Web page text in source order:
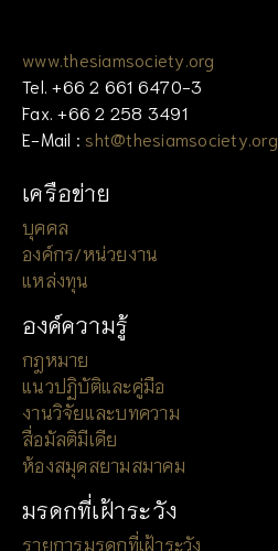
www.thesiamsociety.org
Tel. +66 2 661 6470-3
Fax. +66 2 258 3491
E-Mail : sht@thesiamsociety.org
เครือข่าย
บุคคล
องค์กร/หน่วยงาน
แหล่งทุน
องค์ความรู้
กฎหมาย
แนวปฏิบัติและคู่มือ
งานวิจัยและบทความ
สื่อมัลติมีเดีย
ห้องสมุดสยามสมาคม
มรดกที่เฝ้าระวัง
รายการมรดกที่เฝ้าระวัง